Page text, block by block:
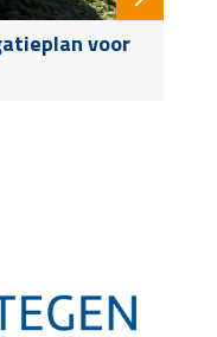
voor